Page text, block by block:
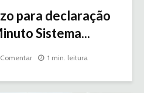
para declaração
Sistema...
Comentar 1 min. leitura